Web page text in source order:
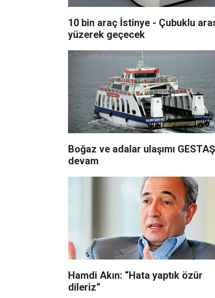
10 bin araç İstinye - Çubuklu
yüzerek geçecek
Boğaz ve adalar ulaşımı
devam
Hamdi Akın: “Hata yaptık özür
dileriz”